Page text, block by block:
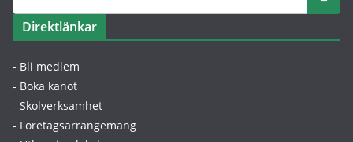
Direktlänkar
- Bli medlem
- Boka kanot
- Skolverksamhet
- Företagsarrangemang